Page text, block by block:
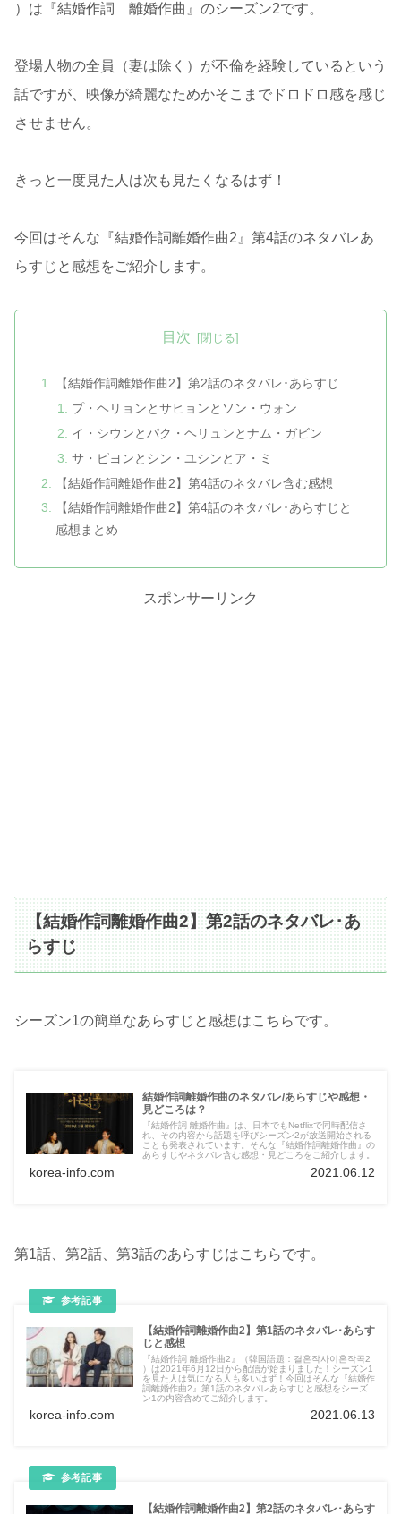
）は『結婚作詞 離婚作曲』のシーズン2です。
登場人物の全員（妻は除く）が不倫を経験しているという
話ですが、映像が綺麗なためかそこまでドロドロ感を感じ
させません。
きっと一度見た人は次も見たくなるはず！
今回はそんな『結婚作詞離婚作曲2』第4話のネタバレあ
らすじと感想をご紹介します。
目次
【結婚作詞離婚作曲2】第2話のネタバレ･あらすじ
プ・ヘリョンとサヒョンとソン・ウォン
イ・シウンとパク・ヘリュンとナム・ガビン
サ・ピヨンとシン・ユシンとア・ミ
【結婚作詞離婚作曲2】第4話のネタバレ含む感想
【結婚作詞離婚作曲2】第4話のネタバレ･あらすじと
感想まとめ
スポンサーリンク
【結婚作詞離婚作曲2】第2話のネタバレ･あ
らすじ
シーズン1の簡単なあらすじと感想はこちらです。
結婚作詞離婚作曲のネタバレ/あらすじや感想・
見どころは？
『結婚作詞 離婚作曲』は、日本でもNetflixで同時配信さ
れ、その内容から話題を呼びシーズン2が放送開始される
ことも発表されています。そんな『結婚作詞離婚作曲』の
あらすじやネタバレ含む感想・見どころをご紹介します。
korea-info.com 2021.06.12
第1話、第2話、第3話のあらすじはこちらです。
【結婚作詞離婚作曲2】第1話のネタバレ･あらす
じと感想
『結婚作詞 離婚作曲2』（韓国語題：결혼작사이혼작곡2
）は2021年6月12日から配信が始まりました！シーズン1
を見た人は気になる人も多いはず！今回はそんな『結婚作
詞離婚作曲2』第1話のネタバレあらすじと感想をシーズ
ン1の内容含めてご紹介します。
korea-info.com 2021.06.13
【結婚作詞離婚作曲2】第2話のネタバレ･あらす